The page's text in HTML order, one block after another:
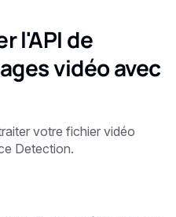
l'API de
vidéo avec
votre fichier vidéo
Detection.